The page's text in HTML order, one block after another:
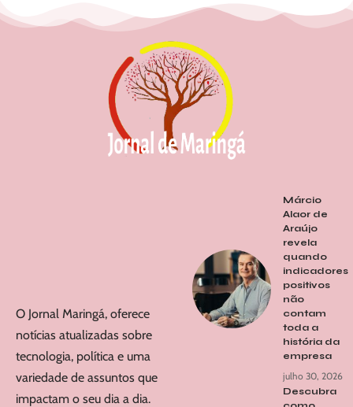
O Jornal Maringá, oferece
notícias atualizadas sobre
tecnologia, política e uma
variedade de assuntos que
impactam o seu dia a dia.
Márcio
Alaor de
Araújo
revela
quando
indicadores
positivos
não
contam
toda a
história da
empresa
julho 30, 2026
Descubra